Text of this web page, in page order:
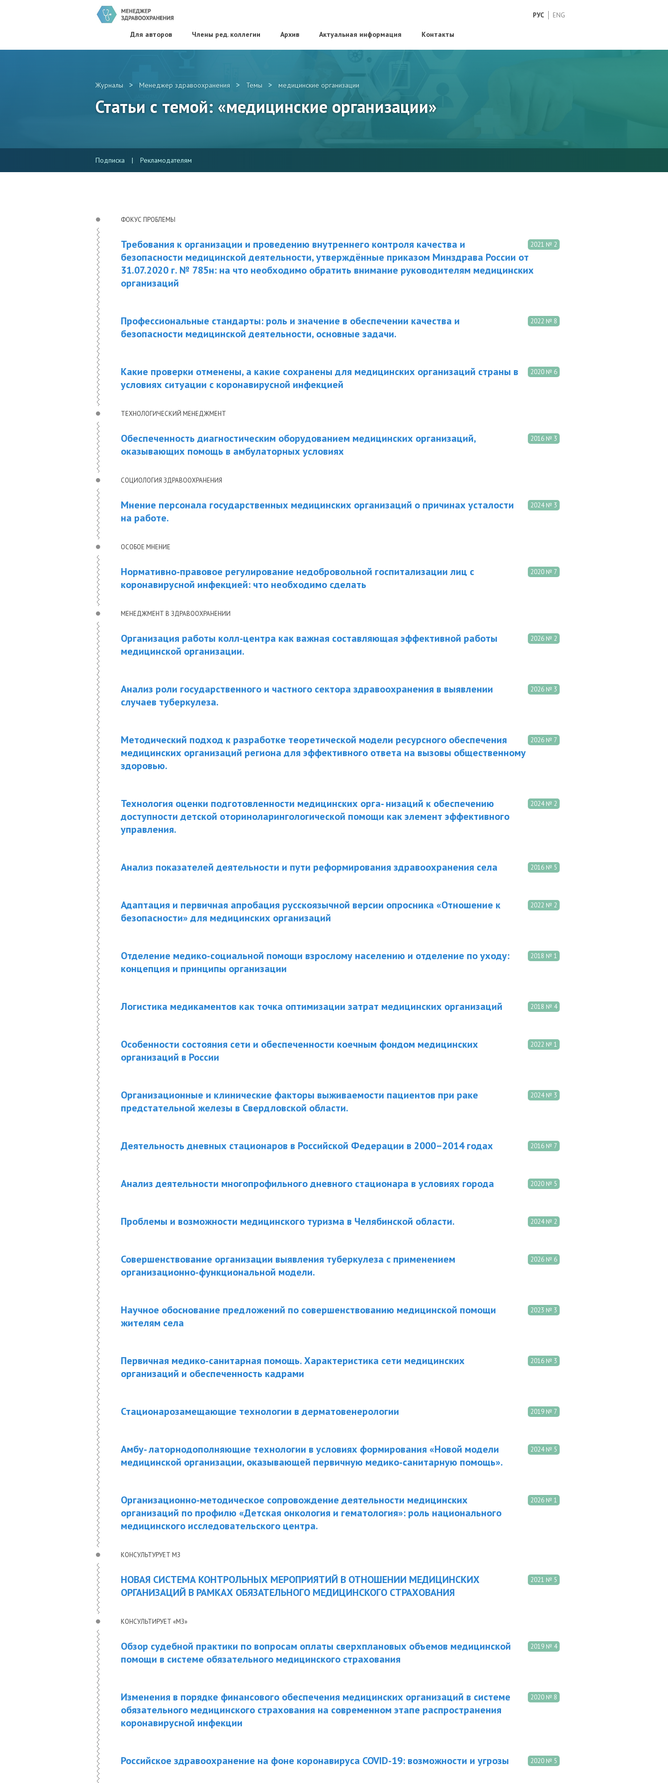
РУС ENG
Для авторов Члены ред. коллегии Архив Актуальная информация Контакты
Журналы > Менеджер здравоохранения > Темы > медицинские организации
Статьи с темой: «медицинские организации»
Подписка | Рекламодателям
ФОКУС ПРОБЛЕМЫ
2021 № 2
Требования к организации и проведению внутреннего контроля качества и
безопасности медицинской деятельности, утверждённые приказом Минздрава России от
31.07.2020 г. № 785н: на что необходимо обратить внимание руководителям медицинских
организаций
2022 № 8
Профессиональные стандарты: роль и значение в обеспечении качества и
безопасности медицинской деятельности, основные задачи.
2020 № 6
Какие проверки отменены, а какие сохранены для медицинских организаций страны в
условиях ситуации с коронавирусной инфекцией
ТЕХНОЛОГИЧЕСКИЙ МЕНЕДЖМЕНТ
2016 № 3
Обеспеченность диагностическим оборудованием медицинских организаций,
оказывающих помощь в амбулаторных условиях
СОЦИОЛОГИЯ ЗДРАВООХРАНЕНИЯ
2024 № 3
Мнение персонала государственных медицинских организаций о причинах усталости
на работе.
ОСОБОЕ МНЕНИЕ
2020 № 7
Нормативно-правовое регулирование недобровольной госпитализации лиц с
коронавирусной инфекцией: что необходимо сделать
МЕНЕДЖМЕНТ В ЗДРАВООХРАНЕНИИ
2026 № 2
Организация работы колл-центра как важная составляющая эффективной работы
медицинской организации.
2026 № 3
Анализ роли государственного и частного сектора здравоохранения в выявлении
случаев туберкулеза.
2026 № 7
Методический подход к разработке теоретической модели ресурсного обеспечения
медицинских организаций региона для эффективного ответа на вызовы общественному
здоровью.
2024 № 2
Технология оценки подготовленности медицинских орга- низаций к обеспечению
доступности детской оториноларингологической помощи как элемент эффективного
управления.
2016 № 5
Анализ показателей деятельности и пути реформирования здравоохранения села
2022 № 2
Адаптация и первичная апробация русскоязычной версии опросника «Отношение к
безопасности» для медицинских организаций
2018 № 1
Отделение медико-социальной помощи взрослому населению и отделение по уходу:
концепция и принципы организации
2018 № 4
Логистика медикаментов как точка оптимизации затрат медицинских организаций
2022 № 1
Особенности состояния сети и обеспеченности коечным фондом медицинских
организаций в России
2024 № 3
Организационные и клинические факторы выживаемости пациентов при раке
предстательной железы в Свердловской области.
2016 № 7
Деятельность дневных стационаров в Российской Федерации в 2000–2014 годах
2020 № 5
Анализ деятельности многопрофильного дневного стационара в условиях города
2024 № 2
Проблемы и возможности медицинского туризма в Челябинской области.
2026 № 6
Совершенствование организации выявления туберкулеза с применением
организационно-функциональной модели.
2023 № 3
Научное обоснование предложений по совершенствованию медицинской помощи
жителям села
2016 № 3
Первичная медико-санитарная помощь. Характеристика сети медицинских
организаций и обеспеченность кадрами
2019 № 7
Стационарозамещающие технологии в дерматовенерологии
2024 № 5
Амбу- латорнодополняющие технологии в условиях формирования «Новой модели
медицинской организации, оказывающей первичную медико-санитарную помощь».
2026 № 1
Организационно-методическое сопровождение деятельности медицинских
организаций по профилю «Детская онкология и гематология»: роль национального
медицинского исследовательского центра.
КОНСУЛЬТУРУЕТ МЗ
2021 № 5
НОВАЯ СИСТЕМА КОНТРОЛЬНЫХ МЕРОПРИЯТИЙ В ОТНОШЕНИИ МЕДИЦИНСКИХ
ОРГАНИЗАЦИЙ В РАМКАХ ОБЯЗАТЕЛЬНОГО МЕДИЦИНСКОГО СТРАХОВАНИЯ
КОНСУЛЬТИРУЕТ «МЗ»
2019 № 4
Обзор судебной практики по вопросам оплаты сверхплановых объемов медицинской
помощи в системе обязательного медицинского страхования
2020 № 8
Изменения в порядке финансового обеспечения медицинских организаций в системе
обязательного медицинского страхования на современном этапе распространения
коронавирусной инфекции
2020 № 5
Российское здравоохранение на фоне коронавируса COVID-19: возможности и угрозы